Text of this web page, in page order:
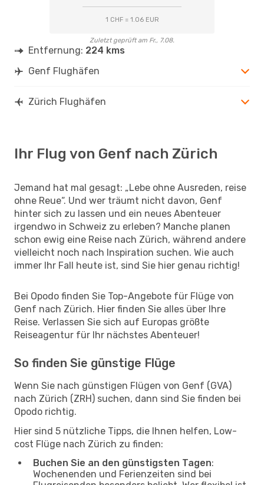
1 CHF = 1.06 EUR
Zuletzt geprüft am Fr., 7.08.
Entfernung: 224 kms
Genf Flughäfen
Zürich Flughäfen
Ihr Flug von Genf nach Zürich
Jemand hat mal gesagt: „Lebe ohne Ausreden, reise
ohne Reue“. Und wer träumt nicht davon, Genf
hinter sich zu lassen und ein neues Abenteuer
irgendwo in Schweiz zu erleben? Manche planen
schon ewig eine Reise nach Zürich, während andere
vielleicht noch nach Inspiration suchen. Wie auch
immer Ihr Fall heute ist, sind Sie hier genau richtig!
Bei Opodo finden Sie Top-Angebote für Flüge von
Genf nach Zürich. Hier finden Sie alles über Ihre
Reise. Verlassen Sie sich auf Europas größte
Reiseagentur für Ihr nächstes Abenteuer!
So finden Sie günstige Flüge
Wenn Sie nach günstigen Flügen von Genf (GVA)
nach Zürich (ZRH) suchen, dann sind Sie finden bei
Opodo richtig.
Hier sind 5 nützliche Tipps, die Ihnen helfen, Low-
cost Flüge nach Zürich zu finden:
Buchen Sie an den günstigsten Tagen:
Wochenenden und Ferienzeiten sind bei